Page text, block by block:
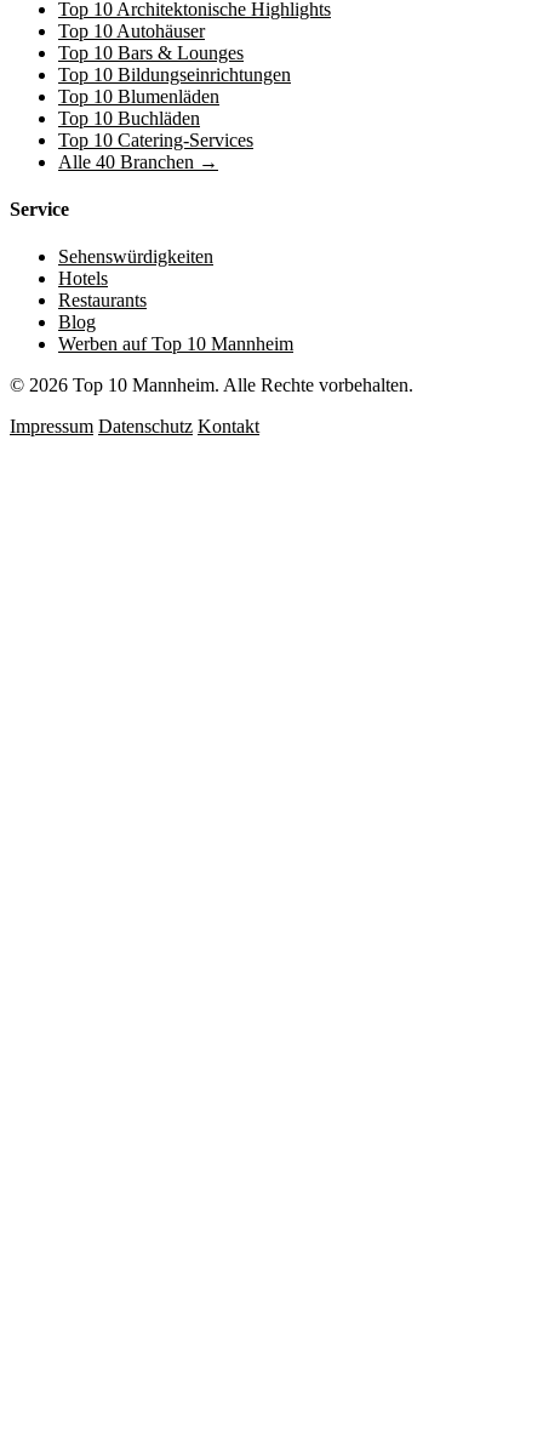
Top 10 Architektonische Highlights
Top 10 Autohäuser
Top 10 Bars & Lounges
Top 10 Bildungseinrichtungen
Top 10 Blumenläden
Top 10 Buchläden
Top 10 Catering-Services
Alle 40 Branchen →
Service
Sehenswürdigkeiten
Hotels
Restaurants
Blog
Werben auf Top 10 Mannheim
© 2026 Top 10 Mannheim. Alle Rechte vorbehalten.
Impressum Datenschutz Kontakt